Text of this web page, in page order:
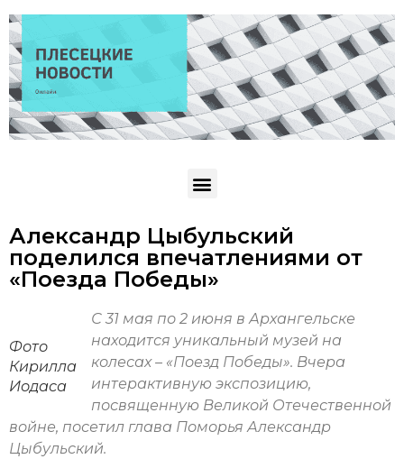
Александр Цыбульский
поделился впечатлениями от
«Поезда Победы»
Фото
Кирилла
Иодаса
С 31 мая по 2 июня в Архангельске
находится уникальный музей на
колесах – «Поезд Победы». Вчера
интерактивную экспозицию,
посвященную Великой Отечественной
войне, посетил глава Поморья Александр
Цыбульский.